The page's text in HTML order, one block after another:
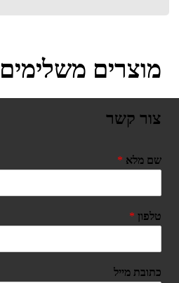
מוצרים משלימים
צור קשר
שם מלא *
טלפון *
כתובת מייל